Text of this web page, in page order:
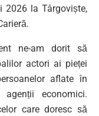
2026 la Târgoviște,
ne-am dorit să
actori ai pieței
aflate în
economici.
care doresc să